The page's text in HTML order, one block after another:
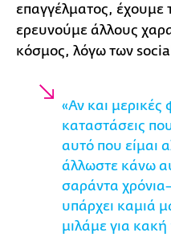
επαγγέλματος, έχουμε
ερευνούμε άλλους
κόσμος, λόγω των
«Αν και μερικές
καταστάσεις
αυτό που είμαι
άλλωστε κάνω
σαράντα
υπάρχει καμιά
μιλάμε για κακή